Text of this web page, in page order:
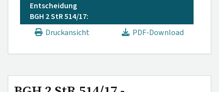
Entscheidung
BGH 2 StR 514/17:
Druckansicht
PDF-Download